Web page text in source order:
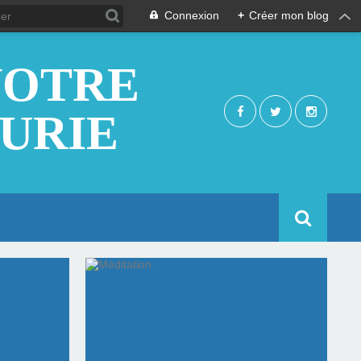
Connexion + Créer mon blog